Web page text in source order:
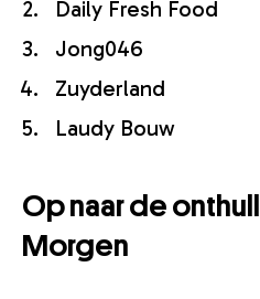
Daily Fresh Food
Jong046
Zuyderland
Laudy Bouw
Op naar de
Morgen